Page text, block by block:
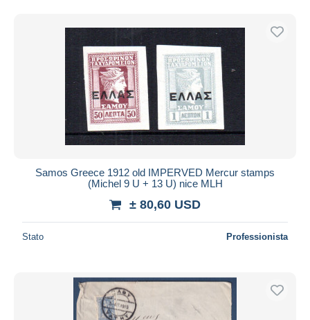
Samos Greece 1912 old IMPERVED Mercur stamps
(Michel 9 U + 13 U) nice MLH
± 80,60 USD
Stato Professionista